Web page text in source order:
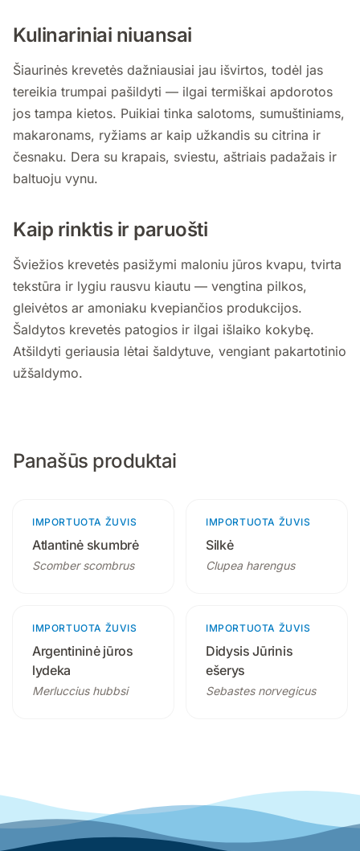
Kulinariniai niuansai
Šiaurinės krevetės dažniausiai jau išvirtos, todėl jas
tereikia trumpai pašildyti — ilgai termiškai apdorotos
jos tampa kietos. Puikiai tinka salotoms, sumuštiniams,
makaronams, ryžiams ar kaip užkandis su citrina ir
česnaku. Dera su krapais, sviestu, aštriais padažais ir
baltuoju vynu.
Kaip rinktis ir paruošti
Šviežios krevetės pasižymi maloniu jūros kvapu, tvirta
tekstūra ir lygiu rausvu kiautu — vengtina pilkos,
gleivėtos ar amoniaku kvepiančios produkcijos.
Šaldytos krevetės patogios ir ilgai išlaiko kokybę.
Atšildyti geriausia lėtai šaldytuve, vengiant pakartotinio
užšaldymo.
Panašūs produktai
3 produktai
IMPORTUOTA ŽUVIS
Atlantinė skumbrė
Scomber scombrus
4 produktai
IMPORTUOTA ŽUVIS
Silkė
Clupea harengus
3 produktai
IMPORTUOTA ŽUVIS
Argentininė jūros
lydeka
Merluccius hubbsi
4 produktai
IMPORTUOTA ŽUVIS
Didysis Jūrinis
ešerys
Sebastes norvegicus